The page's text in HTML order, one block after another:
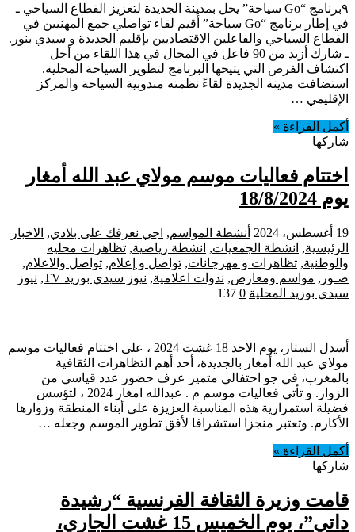
٩برنامج “Go سياحة” يحل بمدينة الجديدة لتعزيز القطاع السياحي ـ
في إطار برنامج “Go سياحة” أُقيم لقاء تواصلي جمع المهنيين في
القطاع السياحي والفاعلين الاقتصاديين بإقليم الجديدة و سيدي بنور.
ـ شارك أزيد من 90 فاعل في المجال في هذا اللقاء من أجل
اكتشاف الفرص التي يتيحها البرنامج لتطوير السياحة المحلية.
استضافت مدينة الجديدة لقاءً نظمته مندوبية السياحة والمركز
الإقليمي …
أكمل القراءة »
شاركها
اختتام فعاليات موسم مولاي عبد الله أمغار
يوم 18/8/2024
19 أغسطس، 2024 أنشطة المواسم, اجي نعرفك على بلادي, الاخبار
الرئيسية, انشطة الجمعيات, انشطة رياضية, تظاهرات محليه
والوطنية, تظاهرات و مهرجانات, تواصل و إعلام, تواصل والاعلام,
صـور , مواسم ومعارض, ندوات اعلامية, نيوز سيدي بوزيد TV , نيوز
سيدي بوزيد المحلية 0
137
أسدل الستار، يوم الاحد 18 غشت 2024 ، على اختتام فعاليات موسم
مولاي عبد الله أمغار بالجديدة، أحد أهم التظاهرات الثقافية
بالمغرب، في جو احتفالي متميز عرف حضور عدد قياسي من
الزوار. و تأتي فعاليات موسم م . عبدالله امغار 2024 ، لتؤسس
فضيلة استمرارية هذه المناسبة العزيزة على أبناء المنطقة وزوارها
الأكارم. وتعتبر منجزا استشرافا لأفق تطوير الموسم وجعله …
أكمل القراءة »
شاركها
قامت وزيرة الثقافة الفرنسية “رشيدة
داتي”، يوم الخميس 15 غشت الجاري،